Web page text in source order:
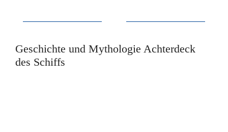
Geschichte und Mythologie Achterdeck
des Schiffs